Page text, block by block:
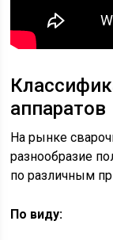
аппаратов
На рынке
разнообразие
по различным
По виду: